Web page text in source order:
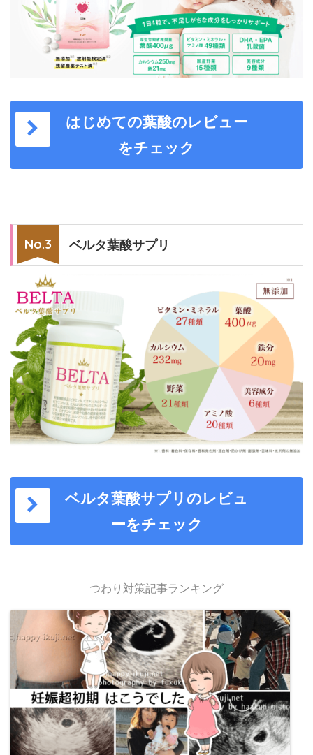
はじめての葉酸のレビュー
をチェック
ベルタ葉酸サプリ
ベルタ葉酸サプリのレビュ
ーをチェック
つわり対策記事ランキング